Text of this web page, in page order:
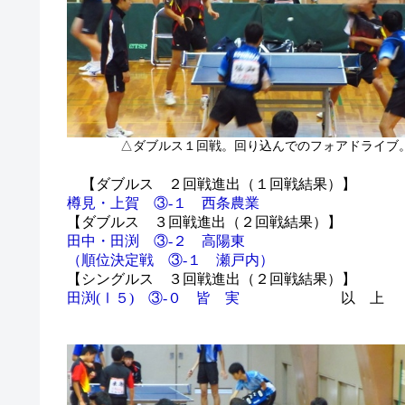
△ダブルス１回戦。回り込んでのフォアドライブ
【ダブルス ２回戦進出（１回戦結果）】
樽見・上賀 ③‐１ 西条農業
【ダブルス ３回戦進出（２回戦結果）】
田中・田渕 ③‐２ 高陽東
（順位決定戦 ③‐１ 瀬戸内）
【シングルス ３回戦進出（２回戦結果）】
田渕(Ⅰ５) ③‐０ 皆 実 以 上